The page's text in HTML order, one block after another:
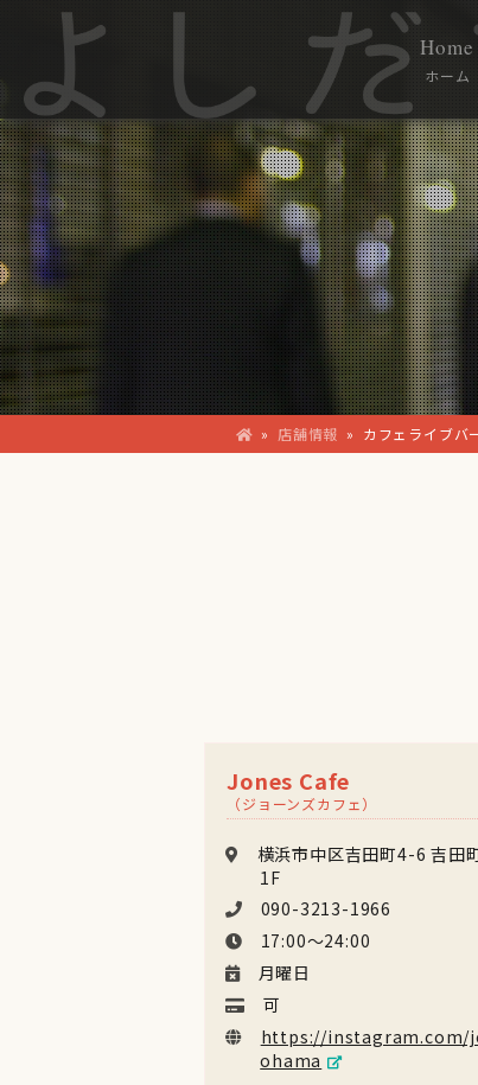
Home
ホーム
» 店舗情報 » カフェライブバ
Jones Cafe
（ジョーンズカフェ）
横浜市中区吉田町4-6 吉田
1F
090-3213-1966
17:00〜24:00
月曜日
可
https://instagram.com/
ohama